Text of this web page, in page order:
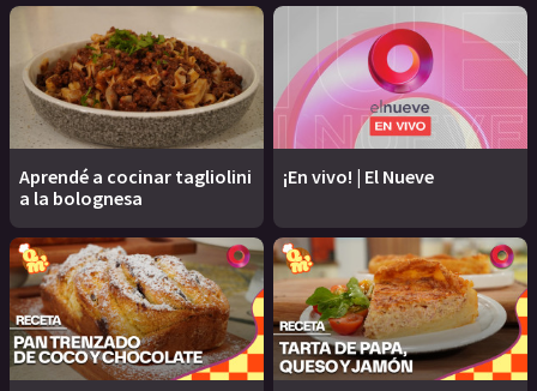
Aprendé a cocinar tagliolini
a la bolognesa
¡En vivo! | El Nueve